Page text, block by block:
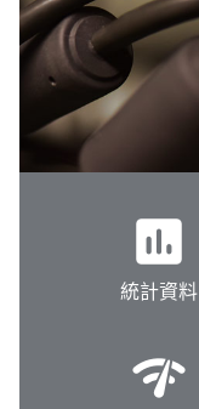
insert_chart
統計資料
network_check